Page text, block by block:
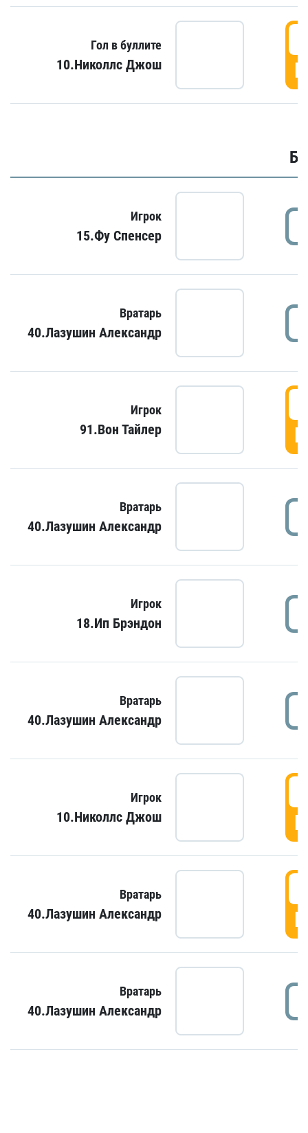
Гол в буллите
10.Николлс Джош
Игрок
15.Фу Спенсер
Вратарь
40.Лазушин Александр
Игрок
91.Вон Тайлер
Вратарь
40.Лазушин Александр
Игрок
18.Ип Брэндон
Вратарь
40.Лазушин Александр
Игрок
10.Николлс Джош
Вратарь
40.Лазушин Александр
Вратарь
40.Лазушин Александр